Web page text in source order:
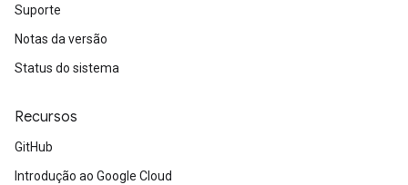
Suporte
Notas da versão
Status do sistema
Recursos
GitHub
Introdução ao Google Cloud